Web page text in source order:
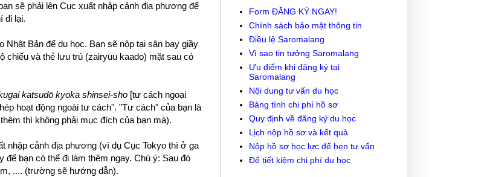
sẽ phải lên Cục xuất nhập cảnh địa phương để
đi lại.
Nhật Bản để du học. Bạn sẽ nộp tại sân bay giầy
chiếu và thẻ lưu trú (zairyuu kaado) mặt sau có
katsudō kyoka shinsei-sho [tư cách ngoại
hoạt động ngoài tư cách". "Tư cách" của bạn là
thì không phải mục đích của bạn mà).
nhập cảnh địa phương (ví dụ Cục Tokyo thì ở ga
bạn có thể đi làm thêm ngay. Chú ý: Sau đó
.... (trường sẽ hướng dẫn).
Form ĐĂNG KÝ NGAY!
Chính sách bảo mật thông tin
Điều lệ Saromalang
Vì sao tin tưởng Saromalang
Ưu điểm khi đăng ký tại
Saromalang
Nội dung tư vấn du học
Bảng tính chi phí hồ sơ
Quy định về đăng ký du học
Lịch nộp hồ sơ và kết quả
Nộp hồ sơ học lực để hẹn tư vấn
Để tiết kiệm chi phí du học